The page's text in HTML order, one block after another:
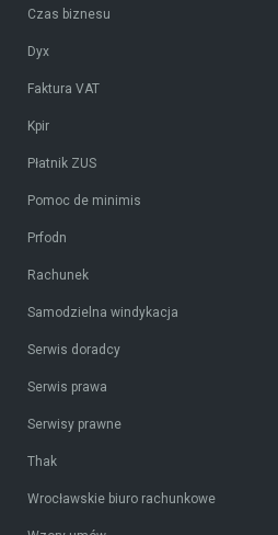
Czas biznesu
Dyx
Faktura VAT
Kpir
Płatnik ZUS
Pomoc de minimis
Prfodn
Rachunek
Samodzielna windykacja
Serwis doradcy
Serwis prawa
Serwisy prawne
Thak
Wrocławskie biuro rachunkowe